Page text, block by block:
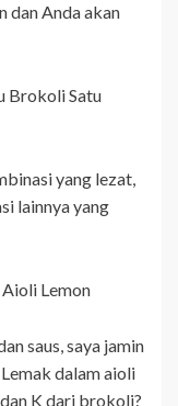
dan Anda akan
Brokoli Satu
yang lezat,
lainnya yang
Lemon
saus, saya jamin
dalam aioli
K dari brokoli?